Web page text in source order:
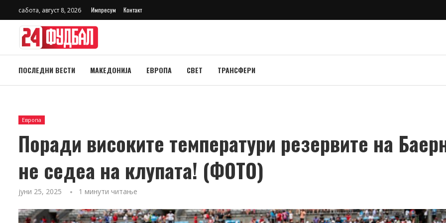
сабота, август 8, 2026 Импресум Контакт
ПОСЛЕДНИ ВЕСТИ МАКЕДОНИЈА ЕВРОПА СВЕТ ТРАНСФЕРИ
Европа
Поради високите температури резервите на
не седеа на клупата! (ФОТО)
јуни 25, 2025 1 минути читање